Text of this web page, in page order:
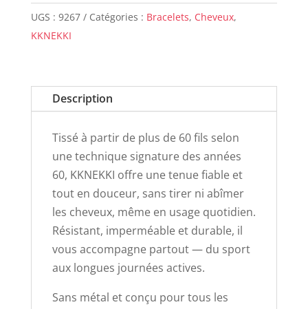
violet
UGS : 9267 Catégories : Bracelets, Cheveux,
KKNEKKI
Description
Tissé à partir de plus de 60 fils selon
une technique signature des années
60, KKNEKKI offre une tenue fiable et
tout en douceur, sans tirer ni abîmer
les cheveux, même en usage quotidien.
Résistant, imperméable et durable, il
vous accompagne partout — du sport
aux longues journées actives.
Sans métal et conçu pour tous les